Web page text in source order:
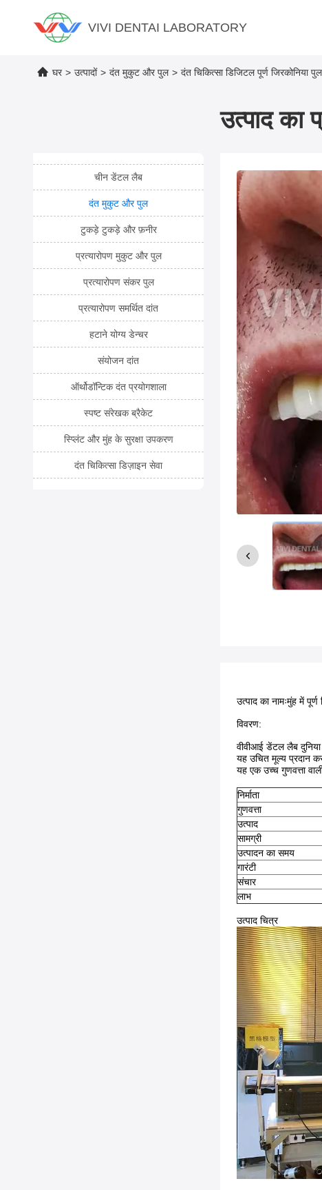
VIVI DENTAI LABORATORY
घर > उत्पादों > दंत मुकुट और पुल > दंत चिकित्सा डिजिटल पूर्ण जिरकोनिया
उत्पाद का
चीन डेंटल लैब
दंत मुकुट और पुल
टुकड़े टुकड़े और फ़नीर
प्रत्यारोपण मुकुट और पुल
प्रत्यारोपण संकर पुल
प्रत्यारोपण समर्थित दांत
हटाने योग्य डेन्चर
संयोजन दांत
ऑर्थोडॉन्टिक दंत प्रयोगशाला
स्पष्ट संरेखक ब्रैकेट
स्प्लिंट और मुंह के सुरक्षा उपकरण
दंत चिकित्सा डिज़ाइन सेवा
उत्पाद का नामःमुंह में पूर्ण
विवरण:
वीवीआई डेंटल लैब दुनिया
यह उचित मूल्य प्रदान
यह एक उच्च गुणवत्ता
निर्माता
गुणवत्ता
उत्पाद
सामग्री
उत्पादन का समय
गारंटी
संचार
लाभ
उत्पाद चित्र